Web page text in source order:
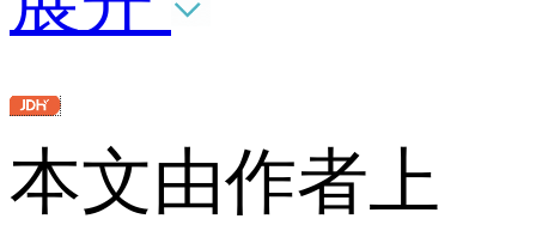
本文由作者上